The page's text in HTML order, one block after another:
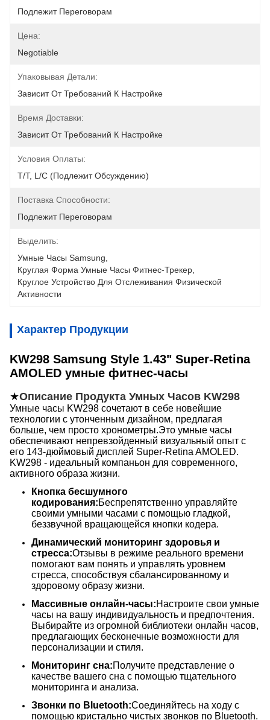
Подлежит Переговорам
Цена:
Negotiable
Упаковывая Детали:
Зависит От Требований К Настройке
Время Доставки:
Зависит От Требований К Настройке
Условия Оплаты:
T/T, L/C (подлежит Обсуждению)
Поставка Способности:
Подлежит Переговорам
Выделить:
Умные Часы Samsung
Круглая Форма Умные Часы Фитнес-Трекер
Круглое Устройство Для Отслеживания Физической
Активности
Характер Продукции
KW298 Samsung Style 1.43" Super-Retina
AMOLED умные фитнес-часы
★Описание Продукта Умных Часов KW298
Умные часы KW298 сочетают в себе новейшие
технологии с утонченным дизайном, предлагая
больше, чем просто хронометры.Это умные часы
обеспечивают непревзойденный визуальный опыт с
его 143-дюймовый дисплей Super-Retina AMOLED.
KW298 - идеальный компаньон для современного,
активного образа жизни.
Кнопка бесшумного
кодирования:Беспрепятственно управляйте
своими умными часами с помощью гладкой,
беззвучной вращающейся кнопки кодера.
Динамический мониторинг здоровья и
стресса:Отзывы в режиме реального времени
помогают вам понять и управлять уровнем
стресса, способствуя сбалансированному и
здоровому образу жизни.
Массивные онлайн-часы:Настроите свои умные
часы на вашу индивидуальность и предпочтения.
Выбирайте из огромной библиотеки онлайн часов,
предлагающих бесконечные возможности для
персонализации и стиля.
Мониторинг сна:Получите представление о
качестве вашего сна с помощью тщательного
мониторинга и анализа.
Звонки по Bluetooth:Соединяйтесь на ходу с
помощью кристально чистых звонков по Bluetooth.